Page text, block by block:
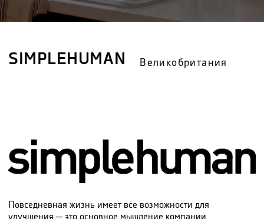
SIMPLEHUMAN Великобритания
Повседневная жизнь имеет все возможности для
улучшения ─ это основное мышление компании